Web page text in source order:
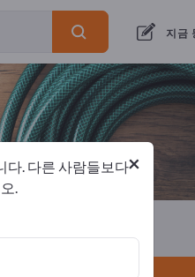
지금
개의 수
×
다. 다른 사람들보다
.